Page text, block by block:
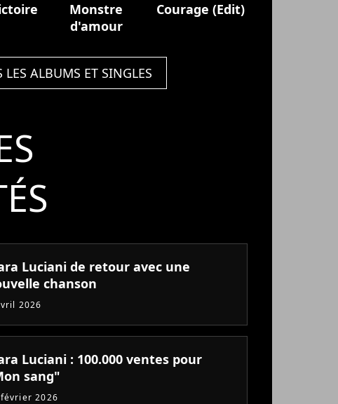
Monstre
d'amour
Courage (Edit)
LES ALBUMS ET SINGLES
Luciani de retour avec une
chanson
2026
Luciani : 100.000 ventes pour
sang"
2026